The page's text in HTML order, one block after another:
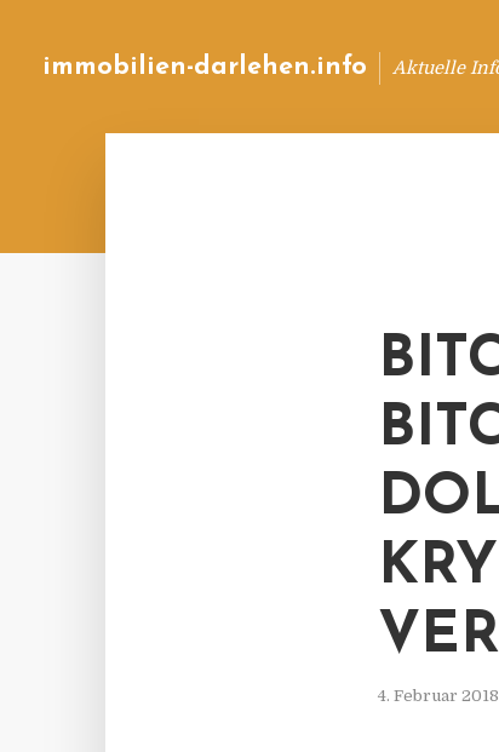
immobilien-darlehen.info Aktuelle
4. Februar 2018